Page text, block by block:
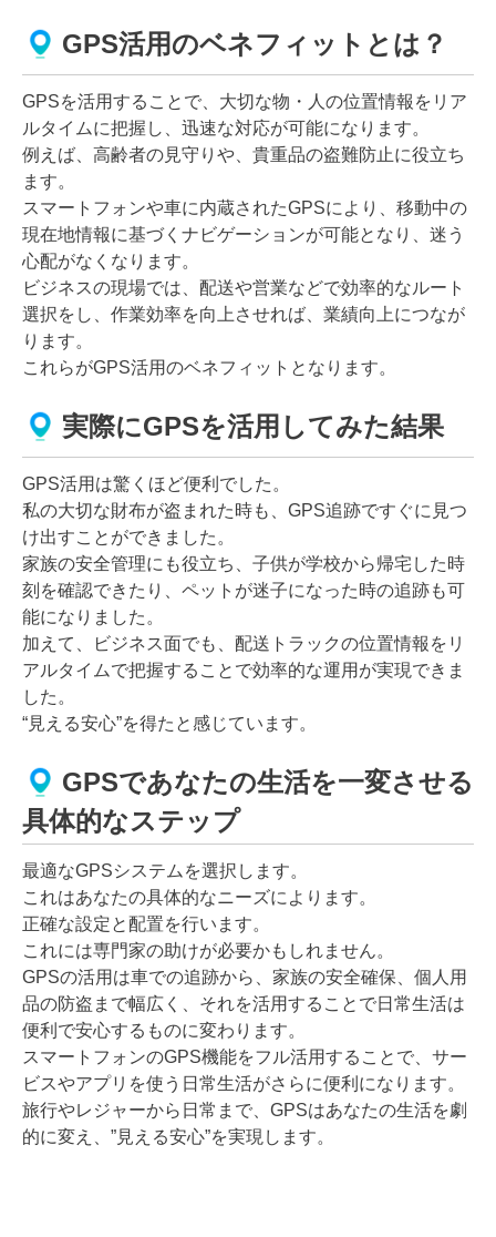
GPS活用のベネフィットとは？
GPSを活用することで、大切な物・人の位置情報をリア
ルタイムに把握し、迅速な対応が可能になります。
例えば、高齢者の見守りや、貴重品の盗難防止に役立ち
ます。
スマートフォンや車に内蔵されたGPSにより、移動中の
現在地情報に基づくナビゲーションが可能となり、迷う
心配がなくなります。
ビジネスの現場では、配送や営業などで効率的なルート
選択をし、作業効率を向上させれば、業績向上につなが
ります。
これらがGPS活用のベネフィットとなります。
実際にGPSを活用してみた結果
GPS活用は驚くほど便利でした。
私の大切な財布が盗まれた時も、GPS追跡ですぐに見つ
け出すことができました。
家族の安全管理にも役立ち、子供が学校から帰宅した時
刻を確認できたり、ペットが迷子になった時の追跡も可
能になりました。
加えて、ビジネス面でも、配送トラックの位置情報をリ
アルタイムで把握することで効率的な運用が実現できま
した。
“見える安心”を得たと感じています。
GPSであなたの生活を一変させる
具体的なステップ
最適なGPSシステムを選択します。
これはあなたの具体的なニーズによります。
正確な設定と配置を行います。
これには専門家の助けが必要かもしれません。
GPSの活用は車での追跡から、家族の安全確保、個人用
品の防盗まで幅広く、それを活用することで日常生活は
便利で安心するものに変わります。
スマートフォンのGPS機能をフル活用することで、サー
ビスやアプリを使う日常生活がさらに便利になります。
旅行やレジャーから日常まで、GPSはあなたの生活を劇
的に変え、”見える安心”を実現します。